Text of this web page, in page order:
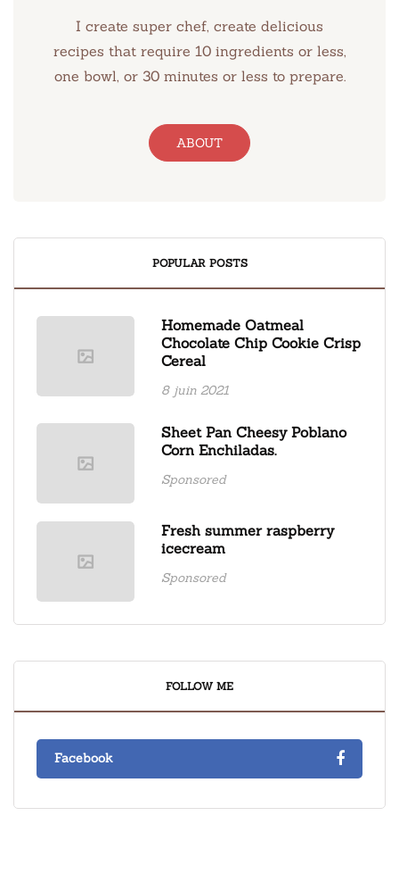
I create super chef, create delicious
recipes that require 10 ingredients or less,
one bowl, or 30 minutes or less to prepare.
ABOUT
POPULAR POSTS
Homemade Oatmeal
Chocolate Chip Cookie Crisp
Cereal
8 juin 2021
Sheet Pan Cheesy Poblano
Corn Enchiladas.
Sponsored
Fresh summer raspberry
icecream
Sponsored
FOLLOW ME
Facebook